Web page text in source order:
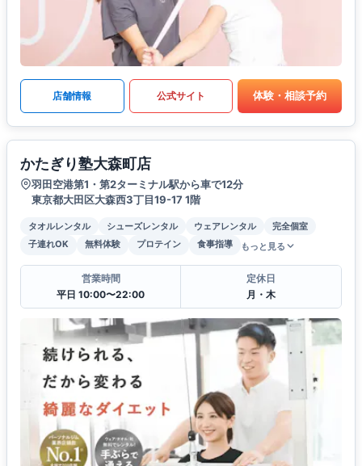
店舗情報 公式サイト 体験・相談予約
かたぎり塾大森町店
羽田空港第1・第2ターミナル駅から車で12分
東京都大田区大森西3丁目19-17 1階
タオルレンタル シューズレンタル ウェアレンタル
完全個室
子連れOK
無料体験 プロテイン 食事指導 もっと見る
営業時間
平日 10:00〜22:00
定休日
月・木